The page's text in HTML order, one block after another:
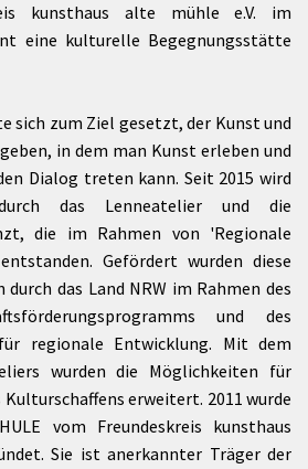
kunsthaus alte mühle e.V. im
eine kulturelle Begegnungsstätte
sich zum Ziel gesetzt, der Kunst und
in dem man Kunst erleben und
Dialog treten kann. Seit 2015 wird
das Lenneatelier und die
die im Rahmen von 'Regionale
Gefördert wurden diese
das Land NRW im Rahmen des
und des
regionale Entwicklung. Mit dem
wurden die Möglichkeiten für
erweitert. 2011 wurde
vom Freundeskreis kunsthaus
Sie ist anerkannter Träger der